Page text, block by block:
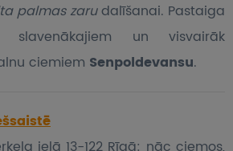
palmas zarudalīšanai. Pastaiga
un visvairāk
ciemiem Senpoldevansu.